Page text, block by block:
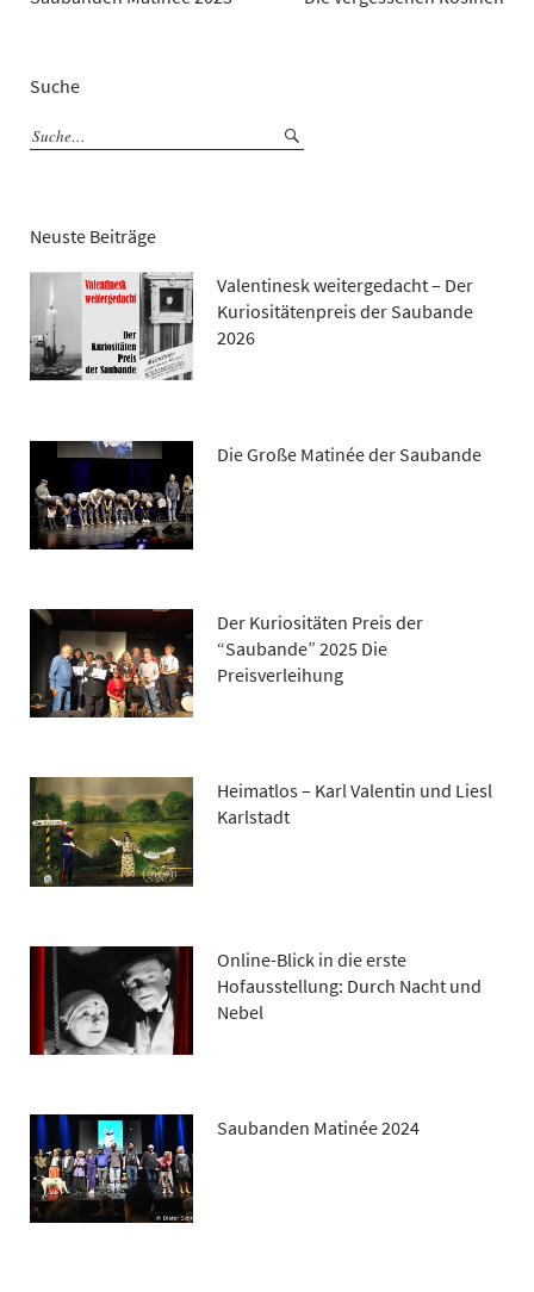
Suche
Neuste Beiträge
Valentinesk weitergedacht – Der
Kuriositätenpreis der Saubande
2026
Die Große Matinée der Saubande
Der Kuriositäten Preis der
“Saubande” 2025 Die
Preisverleihung
Heimatlos – Karl Valentin und Liesl
Karlstadt
Online-Blick in die erste
Hofausstellung: Durch Nacht und
Nebel
Saubanden Matinée 2024